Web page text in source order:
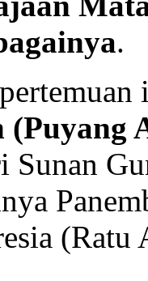
.
Sunan